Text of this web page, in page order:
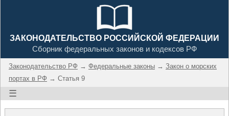
ЗАКОНОДАТЕЛЬСТВО РОССИЙСКОЙ ФЕДЕРАЦИИ
Сборник федеральных законов и кодексов РФ
Законодательство РФ → Федеральные законы → Закон о морских
портах в РФ → Статья 9
☰